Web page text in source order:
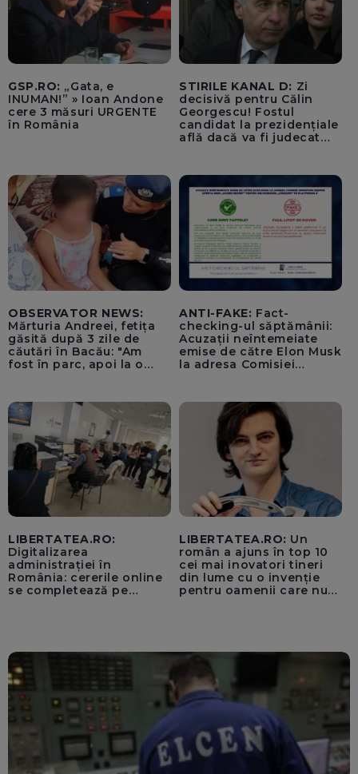
GSP.RO: „Gata, e
INUMAN!” » Ioan Andone
cere 3 măsuri URGENTE
în România
STIRILE KANAL D: Zi
decisivă pentru Călin
Georgescu! Fostul
candidat la prezidențiale
află dacă va fi judecat
OBSERVATOR NEWS:
Mărturia Andreei, fetița
găsită după 3 zile de
căutări în Bacău: "Am
fost în parc, apoi la o
ANTI-FAKE: Fact-
checking-ul săptămânii:
Acuzații neîntemeiate
emise de către Elon Musk
la adresa Comisiei
pentru instaurarea
„cenzurii” pe platforma X
LIBERTATEA.RO:
Digitalizarea
administrației în
România: cererile online
se completează pe
LIBERTATEA.RO: Un
român a ajuns în top 10
cei mai inovatori tineri
din lume cu o invenție
pentru oamenii care nu